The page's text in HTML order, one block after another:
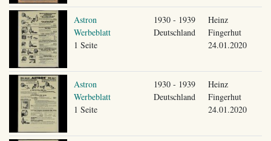
Astron
Werbeblatt
1 Seite
1930 - 1939
Deutschland
Heinz
Fingerhut
24.01.2020
Astron
Werbeblatt
1 Seite
1930 - 1939
Deutschland
Heinz
Fingerhut
24.01.2020